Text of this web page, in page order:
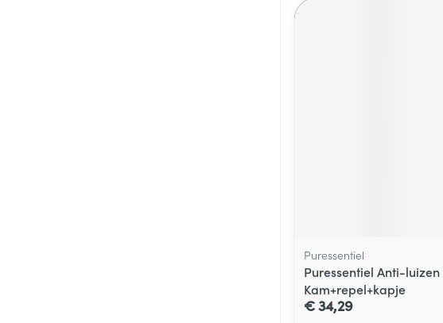
Puressentiel
Puressentiel Anti-luizen
Kam+repel+kapje
€ 34,29